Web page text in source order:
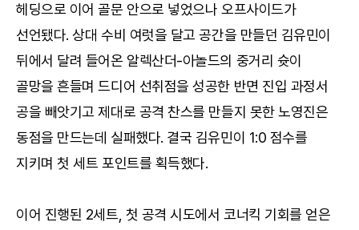
헤딩으로 이어 골문 안으로 넣었으나 오프사이드가
선언됐다. 상대 수비 여럿을 달고 공간을 만들던 김유민이
뒤에서 달려 들어온 알렉산더-아놀드의 중거리 슛이
골망을 흔들며 드디어 선취점을 성공한 반면 진입 과정서
공을 빼앗기고 제대로 공격 찬스를 만들지 못한 노영진은
동점을 만드는데 실패했다. 결국 김유민이 1:0 점수를
지키며 첫 세트 포인트를 획득했다.
이어 진행된 2세트, 첫 공격 시도에서 코너킥 기회를 얻은